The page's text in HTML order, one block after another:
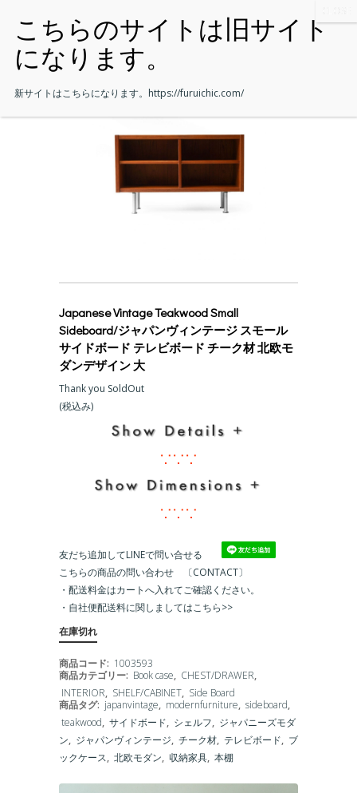
Japanese Vintage Teakwood Small
Sideboard/ジャパンヴィンテージ スモール
サイドボード テレビボード チーク材 北欧モ
ダンデザイン 大
Thank you SoldOut
(税込み)
∵∵∵
∵∵∵
友だち追加してLINEで問い合せる
こちらの商品の問い合わせ 〔CONTACT〕
・配送料金はカートへ入れてご確認ください。
・ 自社便配送料に関しましてはこちら>>
在庫切れ
商品コード: 1003593
商品カテゴリー: Book case, CHEST/DRAWER,
INTERIOR, SHELF/CABINET, Side Board
商品タグ: japanvintage, modernfurniture, sideboard,
teakwood, サイドボード, シェルフ, ジャパニーズモダ
ン, ジャパンヴィンテージ, チーク材, テレビボード, ブ
ックケース, 北欧モダン, 収納家具, 本棚
新サイトはこちらになります。 https://furuichic.com/